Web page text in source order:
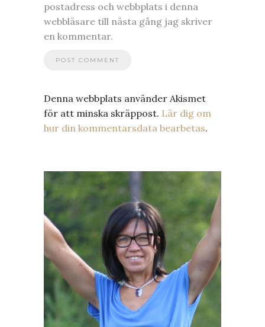
postadress och webbplats i denna
webbläsare till nästa gång jag skriver
en kommentar.
Denna webbplats använder Akismet
för att minska skräppost. Lär dig om
hur din kommentarsdata bearbetas.